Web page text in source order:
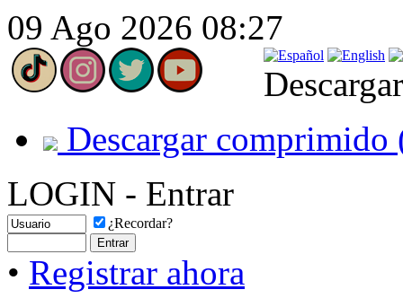
09 Ago 2026 08:27
Descargar comprimido
LOGIN - Entrar
¿Recordar?
• Registrar ahora